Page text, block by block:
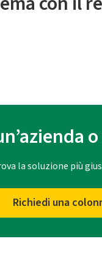
la soluzione più
Richiedi una